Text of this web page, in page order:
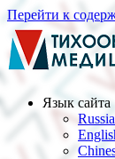
Перейти к
Язык cайта